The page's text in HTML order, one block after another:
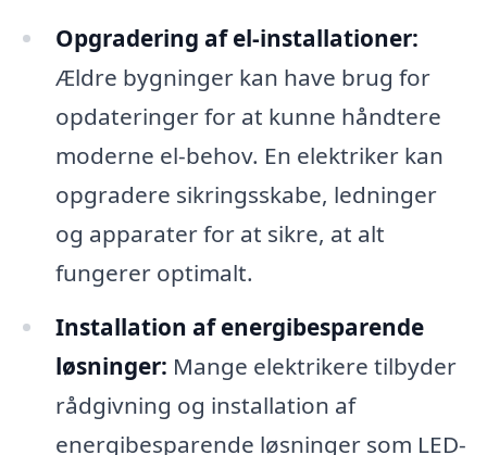
Opgradering af el-installationer:
Ældre bygninger kan have brug for
opdateringer for at kunne håndtere
moderne el-behov. En elektriker kan
opgradere sikringsskabe, ledninger
og apparater for at sikre, at alt
fungerer optimalt.
Installation af energibesparende
løsninger: Mange elektrikere tilbyder
rådgivning og installation af
energibesparende løsninger som LED-